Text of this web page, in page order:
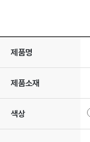
제품명
제품소재
색상